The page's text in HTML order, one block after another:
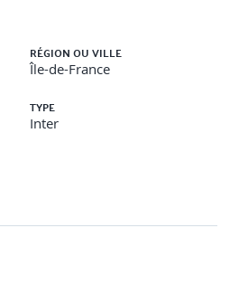
RÉGION OU VILLE
Île-de-France
TYPE
Inter